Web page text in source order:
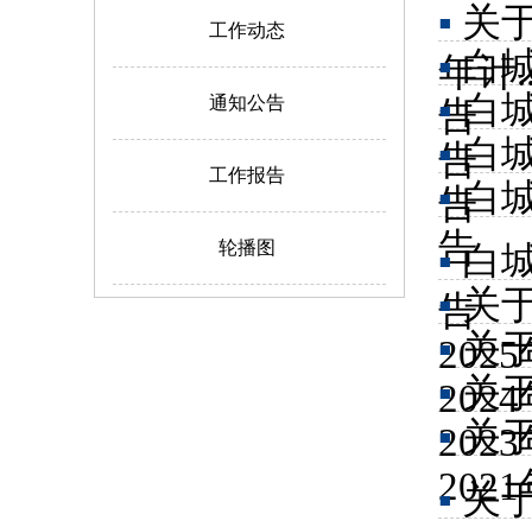
工作动态
通知公告
工作报告
轮播图
▪ 关
年
▪白
告
▪白
告
▪白
告
▪白
告
▪白
告
▪关
▪关
▪关
▪关
▪关